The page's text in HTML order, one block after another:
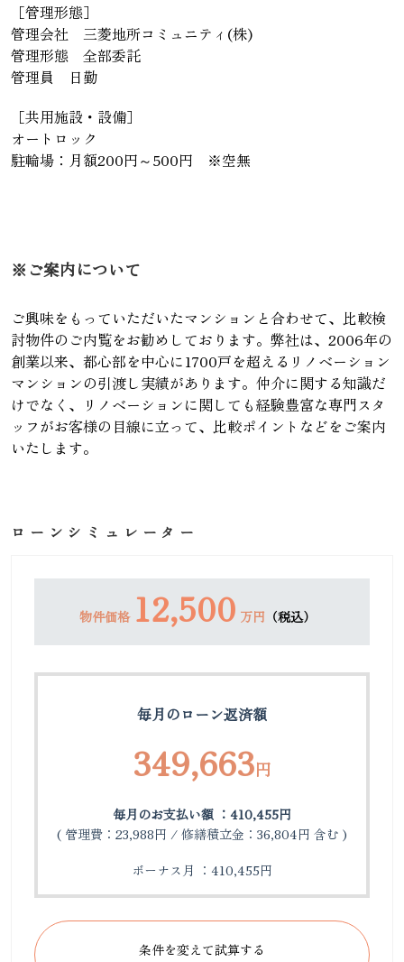
［管理形態］
管理会社 三菱地所コミュニティ(株)
管理形態 全部委託
管理員 日勤
［共用施設・設備］
オートロック
駐輪場：月額200円～500円 ※空無
※ご案内について
ご興味をもっていただいたマンションと合わせて、比較検
討物件のご内覧をお勧めしております。弊社は、2006年の
創業以来、都心部を中心に1700戸を超えるリノベーション
マンションの引渡し実績があります。仲介に関する知識だ
けでなく、リノベーションに関しても経験豊富な専門スタ
ッフがお客様の目線に立って、比較ポイントなどをご案内
いたします。
ローンシミュレーター
物件価格 12,500 万円 （税込）
毎月のローン返済額
349,663円
毎月のお支払い額 ：410,455円
( 管理費：23,988円 / 修繕積立金：36,804円 含む )
ボーナス月 ：410,455円